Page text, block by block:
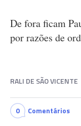
De fora ficam
por razões de
RALI DE SÃO VICENTE
0 Comentários